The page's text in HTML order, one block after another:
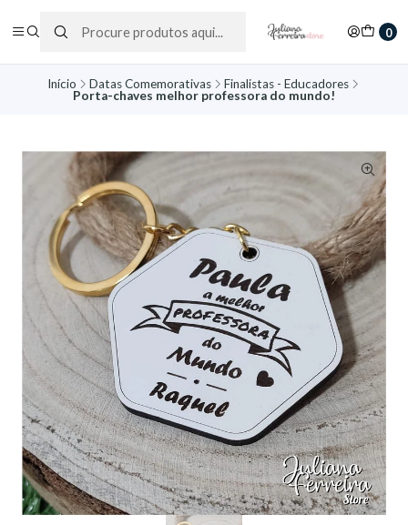
0
Início Datas Comemorativas
Finalistas - Educadores
Porta-chaves melhor professora do mundo!